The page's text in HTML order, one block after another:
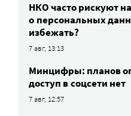
НКО часто рискуют
о персональных
избежать?
7 авг, 13:13
Минцифры: планов
доступ в соцсети нет
7 авг, 12:57